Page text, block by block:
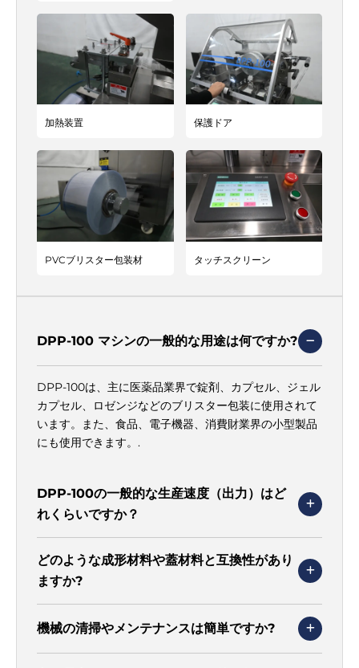
加熱装置 保護ドア
PVCブリスター包装材 タッチスクリーン
DPP-100 マシンの一般的な用途は何ですか?
DPP-100は、主に医薬品業界で錠剤、カプセル、ジェル
カプセル、ロゼンジなどのブリスター包装に使用されて
います。また、食品、電子機器、消費財業界の小型製品
にも使用できます。.
DPP-100の一般的な生産速度（出力）はど
れくらいですか？
どのような成形材料や蓋材料と互換性があり
ますか?
機械の清掃やメンテナンスは簡単ですか?